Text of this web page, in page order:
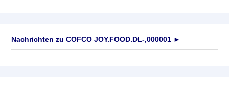
Nachrichten zu COFCO JOY.FOOD.DL-,000001 ►